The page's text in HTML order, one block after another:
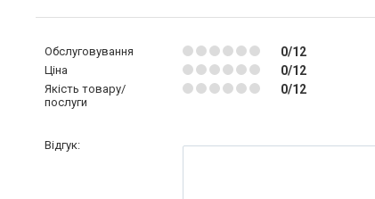
Обслуговування 0/12
Ціна 0/12
Якість товару/
послуги
0/12
Відгук: